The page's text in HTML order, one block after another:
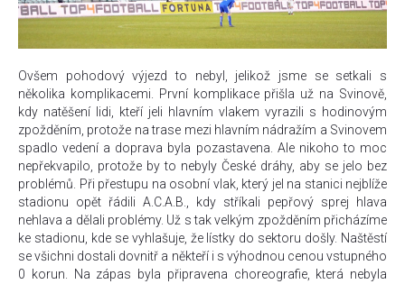
Ovšem pohodový výjezd to nebyl, jelikož jsme se setkali s
několika komplikacemi. První komplikace přišla už na Svinově,
kdy natěšení lidi, kteří jeli hlavním vlakem vyrazili s hodinovým
zpožděním, protože na trase mezi hlavním nádražím a Svinovem
spadlo vedení a doprava byla pozastavena. Ale nikoho to moc
nepřekvapilo, protože by to nebyly České dráhy, aby se jelo bez
problémů. Při přestupu na osobní vlak, který jel na stanici nejblíže
stadionu opět řádili A.C.A.B., kdy stříkali pepřový sprej hlava
nehlava a dělali problémy. Už s tak velkým zpožděním přicházíme
ke stadionu, kde se vyhlašuje, že lístky do sektoru došly. Naštěstí
se všichni dostali dovnitř a někteří i s výhodnou cenou vstupného
0 korun. Na zápas byla připravena choreografie, která nebyla